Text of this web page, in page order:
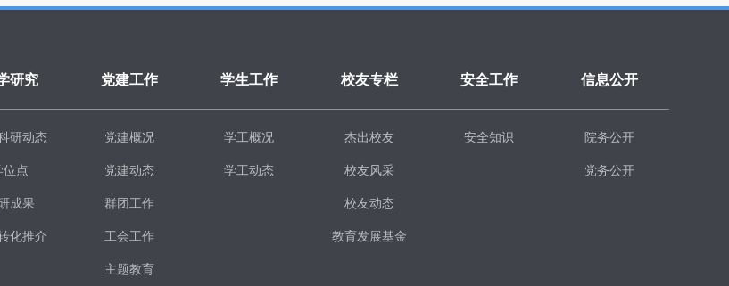
研究
研动态
位点
成果
化推介
党建工作
党建概况
党建动态
群团工作
工会工作
主题教育
学生工作
学工概况
学工动态
校友专栏
杰出校友
校友风采
校友动态
教育发展基金
安全工作
安全知识
信息公开
院务公开
党务公开